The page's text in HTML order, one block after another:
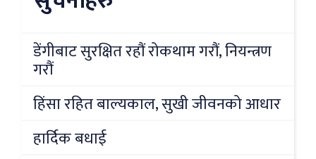
डेंगीबाट सुरक्षित रहौं रोकथाम गरौं, नियन्त्रण
गरौं
हिंसा रहित बाल्यकाल, सुखी जीवनको आधार
हार्दिक बधाई